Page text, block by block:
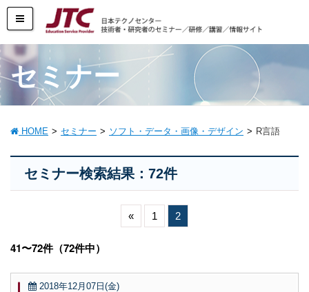
セミナー
HOME セミナー ソフト・データ・画像・デザイン R言語
セミナー検索結果：72件
« 1 2
41〜72件（72件中）
2018年12月07日(金)